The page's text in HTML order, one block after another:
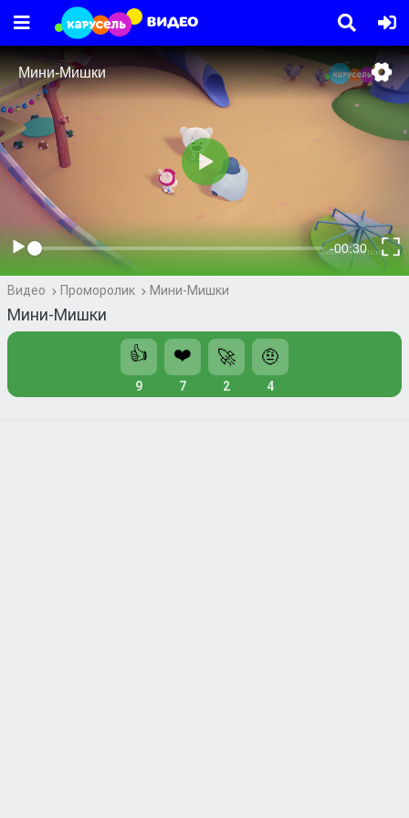
Видео Проморолик Мини-Мишки
Мини-Мишки
👍
9
❤️
7
🚀
2
🤨
4